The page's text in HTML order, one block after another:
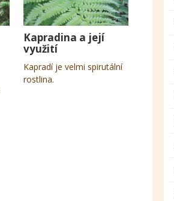
Kapradina a její
využití
Kapradí je velmi spirutální
rostlina.